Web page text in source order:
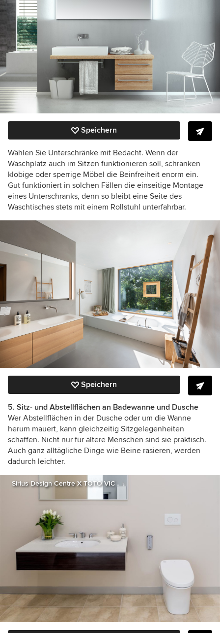
Speichern
Wählen Sie Unterschränke mit Bedacht. Wenn der
Waschplatz auch im Sitzen funktionieren soll, schränken
klobige oder sperrige Möbel die Beinfreiheit enorm ein.
Gut funktioniert in solchen Fällen die einseitige Montage
eines Unterschranks, denn so bleibt eine Seite des
Waschtisches stets mit einem Rollstuhl unterfahrbar.
Speichern
5. Sitz- und Abstellflächen an Badewanne und Dusche
Wer Abstellflächen in der Dusche oder um die Wanne
herum mauert, kann gleichzeitig Sitzgelegenheiten
schaffen. Nicht nur für ältere Menschen sind sie praktisch.
Auch ganz alltägliche Dinge wie Beine rasieren, werden
dadurch leichter.
Sirius Design Centre X TOTO VIC